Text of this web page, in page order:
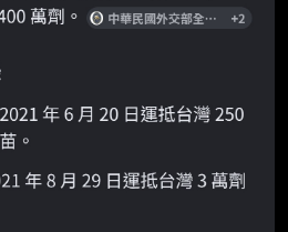
府公開發佈新聞稿 台灣政府
解為什麼還有藍白在造謠 說
買疫苗 莫德納疫苗一樣是優
是好疫苗 難道莫德納就不